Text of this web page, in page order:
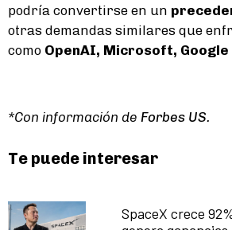
podría convertirse en un
otras demandas similares que
como OpenAI, Microsoft, Google
*Con información de Forbes US.
Te puede interesar
SpaceX crece